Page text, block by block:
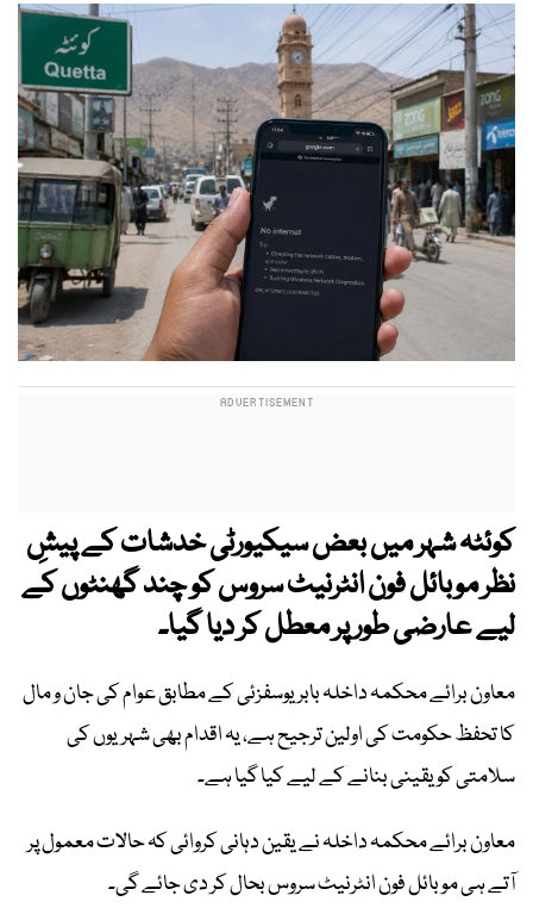
کوئٹہ شہر میں بعض سیکیورٹی خدشات کے پیشِ
نظر موبائل فون انٹرنیٹ سروس کو چند گھنٹوں کے
لیے عارضی طور پر معطل کر دیا گیا۔
معاون برائے محکمہ داخلہ بابر یوسفزئی کے مطابق عوام کی جان و مال
کا تحفظ حکومت کی اولین ترجیح ہے، یہ اقدام بھی شہریوں کی
سلامتی کو یقینی بنانے کے لیے کیا گیا ہے۔
معاون برائے محکمہ داخلہ نے یقین دہانی کروائی کہ حالات معمول پر
آتے ہی موبائل فون انٹرنیٹ سروس بحال کر دی جائے گی۔